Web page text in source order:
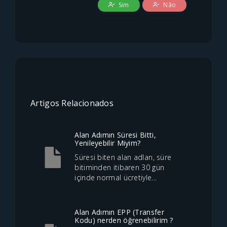
Sim Não
Artigos Relacionados
Alan Adımın Süresi Bitti,
Yenileyebilir Miyim?
Süresi biten alan adları, süre
bitiminden itibaren 30 gün
içinde normal ücretiyle...
Alan Adımın EPP (Transfer
Kodu) nerden öğrenebilirim ?